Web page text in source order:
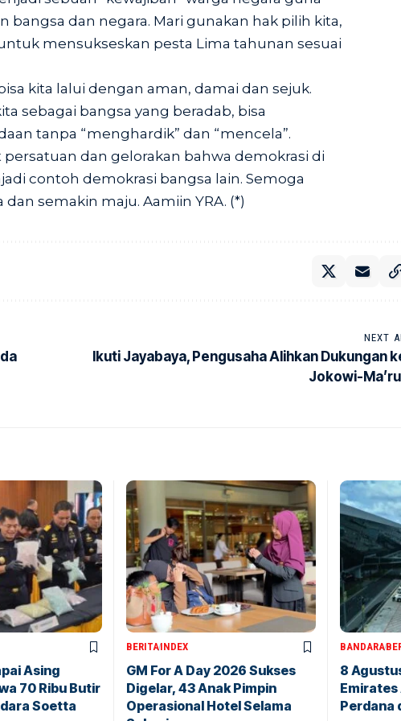
bangsa dan negara. Mari gunakan hak pilih kita,
mensukseskan pesta Lima tahunan sesuai
kita lalui dengan aman, damai dan sejuk.
sebagai bangsa yang beradab, bisa
tanpa “menghardik” dan “mencela”.
dan gelorakan bahwa demokrasi di
contoh demokrasi bangsa lain. Semoga
semakin maju. Aamiin YRA. (*)
NEXT
Ikuti Jayabaya, Pengusaha Alihkan Dukungan
Jokowi-
Asing
70 Ribu Butir
Soetta
BERITAINDEX
GM For A Day 2026 Sukses
Digelar, 43 Anak Pimpin
Operasional Hotel Selama
BANDARA
8
Perdana